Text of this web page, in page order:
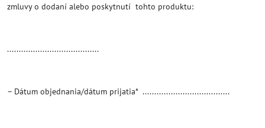
zmluvy o dodaní alebo poskytnutí tohto produktu:
.......................................
– Dátum objednania/dátum prijatia* .....................................